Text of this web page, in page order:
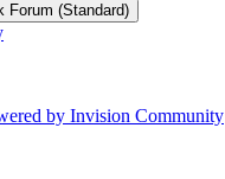
Forum (Standard)
by Invision Community